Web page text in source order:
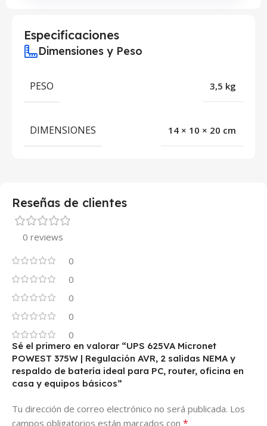
Especificaciones
Dimensiones y Peso
PESO 3,5 kg
DIMENSIONES 14 × 10 × 20 cm
Reseñas de clientes
0 reviews
0
0
0
0
0
Sé el primero en valorar “UPS 625VA Micronet
POWEST 375W | Regulación AVR, 2 salidas NEMA y
respaldo de batería ideal para PC, router, oficina en
casa y equipos básicos”
Tu dirección de correo electrónico no será publicada. Los
campos obligatorios están marcados con *